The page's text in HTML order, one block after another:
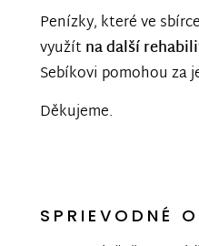
Penízky, které ve
využít na další
Sebíkovi pomohou za
Děkujeme.
SPRIEVODNÉ